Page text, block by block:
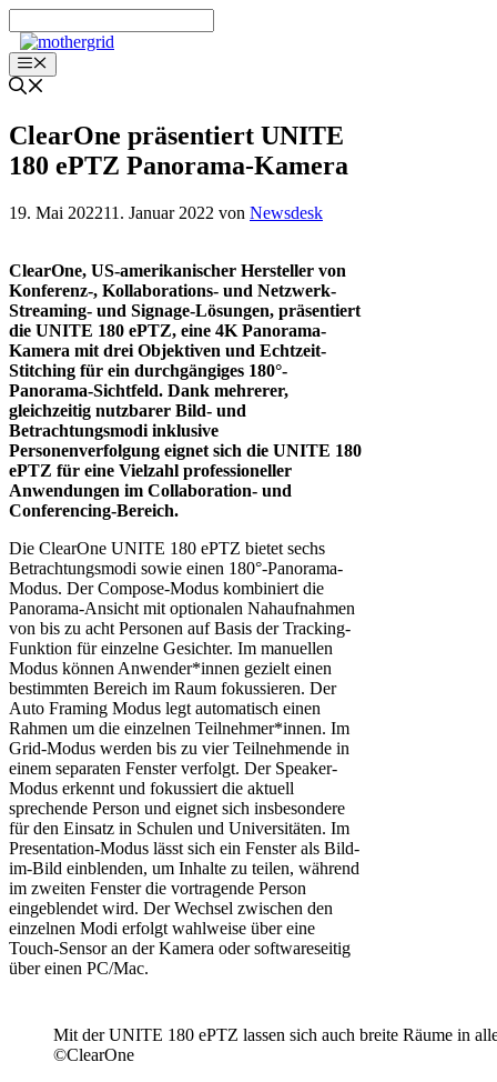
Inhalt
springenMenü
ClearOne präsentiert UNITE
180 ePTZ Panorama-Kamera
19. Mai 202211. Januar 2022 von Newsdesk
ClearOne, US-amerikanischer Hersteller von
Konferenz-, Kollaborations- und Netzwerk-
Streaming- und Signage-Lösungen, präsentiert
die UNITE 180 ePTZ, eine 4K Panorama-
Kamera mit drei Objektiven und Echtzeit-
Stitching für ein durchgängiges 180°-
Panorama-Sichtfeld. Dank mehrerer,
gleichzeitig nutzbarer Bild- und
Betrachtungsmodi inklusive
Personenverfolgung eignet sich die UNITE 180
ePTZ für eine Vielzahl professioneller
Anwendungen im Collaboration- und
Conferencing-Bereich.
Die ClearOne UNITE 180 ePTZ bietet sechs
Betrachtungsmodi sowie einen 180°-Panorama-
Modus. Der Compose-Modus kombiniert die
Panorama-Ansicht mit optionalen Nahaufnahmen
von bis zu acht Personen auf Basis der Tracking-
Funktion für einzelne Gesichter. Im manuellen
Modus können Anwender*innen gezielt einen
bestimmten Bereich im Raum fokussieren. Der
Auto Framing Modus legt automatisch einen
Rahmen um die einzelnen Teilnehmer*innen. Im
Grid-Modus werden bis zu vier Teilnehmende in
einem separaten Fenster verfolgt. Der Speaker-
Modus erkennt und fokussiert die aktuell
sprechende Person und eignet sich insbesondere
für den Einsatz in Schulen und Universitäten. Im
Presentation-Modus lässt sich ein Fenster als Bild-
im-Bild einblenden, um Inhalte zu teilen, während
im zweiten Fenster die vortragende Person
eingeblendet wird. Der Wechsel zwischen den
einzelnen Modi erfolgt wahlweise über eine
Touch-Sensor an der Kamera oder softwareseitig
über einen PC/Mac.
Mit der UNITE 180 ePTZ lassen sich auch breite Räume in
©ClearOne